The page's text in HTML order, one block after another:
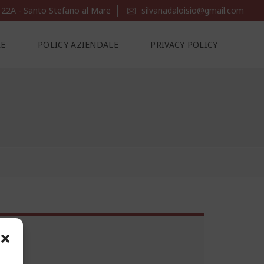
- Santo Stefano al Mare silvanadaloisio@gmail.com
POLICY AZIENDALE PRIVACY POLICY